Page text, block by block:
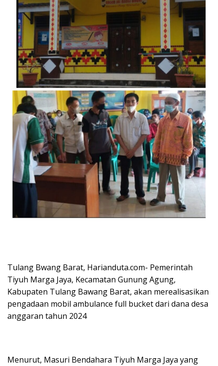
Tulang Bwang Barat, Harianduta.com- Pemerintah
Tiyuh Marga Jaya, Kecamatan Gunung Agung,
Kabupaten Tulang Bawang Barat, akan merealisasikan
pengadaan mobil ambulance full bucket dari dana desa
anggaran tahun 2024
Menurut, Masuri Bendahara Tiyuh Marga Jaya yang